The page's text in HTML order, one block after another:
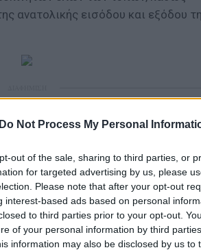
Do Not Process My Personal
out of the sale, sharing to third parties, or
for targeted advertising by us, please
Please note that after your opt-out
interest-based ads based on personal
to third parties prior to your opt-out.
of your personal information by third
information may also be disclosed by us to
ανατολικής εισόδου και εξόδου